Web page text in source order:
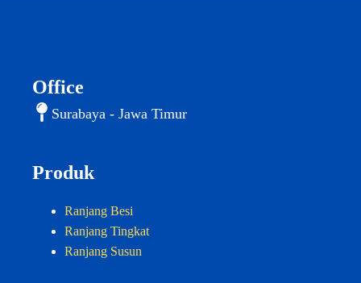
Office
Surabaya - Jawa Timur
Produk
Ranjang Besi
Ranjang Tingkat
Ranjang Susun